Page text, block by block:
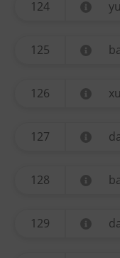
124
125
126
127
128
129